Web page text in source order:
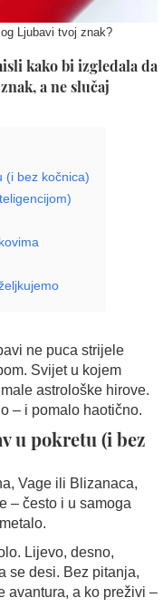
Ljubavi tvoj znak?
kako bi izgledala da
a ne slučaj
(i bez kočnica)
ne puca strijele
Svijet u kojem
astrološke hirove.
– i pomalo haotično.
u pokretu (i bez
Vage ili Blizanaca,
– često i u samoga
Lijevo, desno,
se desi. Bez pitanja,
avantura, a ko preživi –